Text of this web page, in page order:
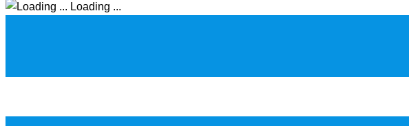
Loading ...